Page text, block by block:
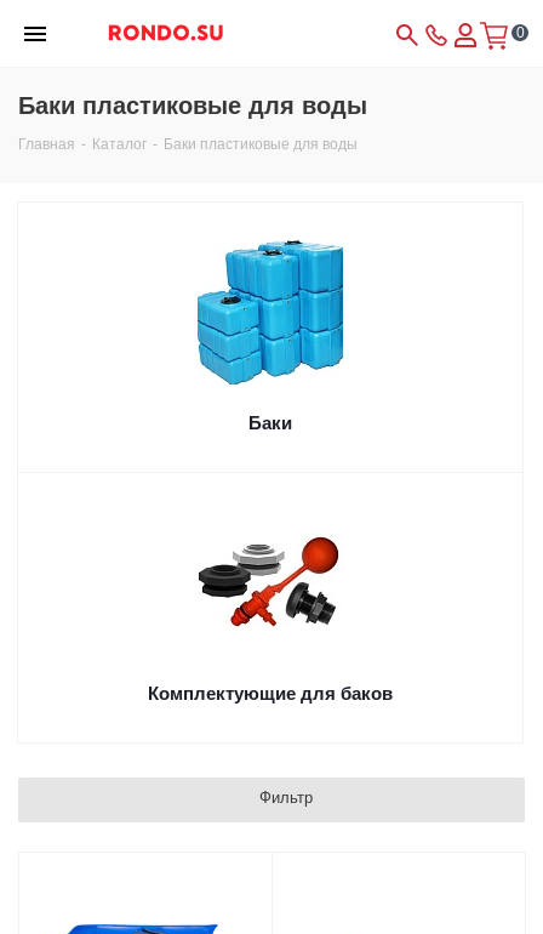
0
Баки пластиковые для воды
Главная - Каталог - Баки пластиковые для воды
Баки
Комплектующие для баков
Фильтр